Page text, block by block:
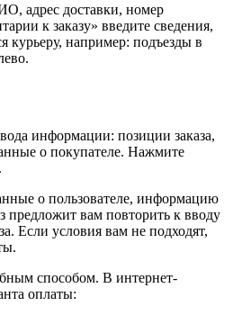
адрес доставки, номер
к заказу» введите сведения,
курьеру, например: подъезды в
информации: позиции заказа,
о покупателе. Нажмите
о пользователе, информацию
предложит вам повторить к вводу
Если условия вам не подходят,
способом. В интернет-
оплаты: